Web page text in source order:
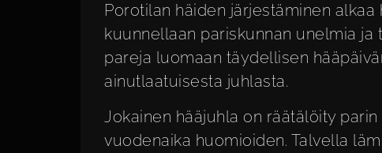
Porotilan häiden järjestäminen
kuunnellaan pariskunnan unelmia
pareja luomaan täydellisen
ainutlaatuisesta juhlasta.
Jokainen hääjuhla on räätälöity
vuodenaika huomioiden. Talvella